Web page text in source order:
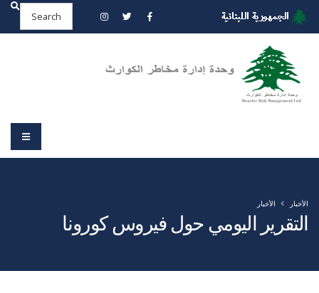
التقرير اليومي حول فيروس كورونا
الأخبار الأخبار